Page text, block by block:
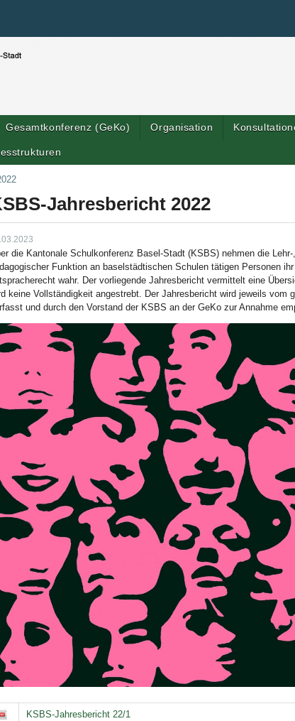
Gesamtkonferenz (GeKo) Organisation
Jahresbericht 2022
die Kantonale Schulkonferenz Basel-Stadt (KSBS) nehmen die
Funktion an baselstädtischen Schulen tätigen Personen
wahr. Der vorliegende Jahresbericht vermittelt eine
keine Vollständigkeit angestrebt. Der Jahresbericht wird jeweils vom
und durch den Vorstand der KSBS an der GeKo zur Annahme
2022
KSBS-Jahresbericht 22/1